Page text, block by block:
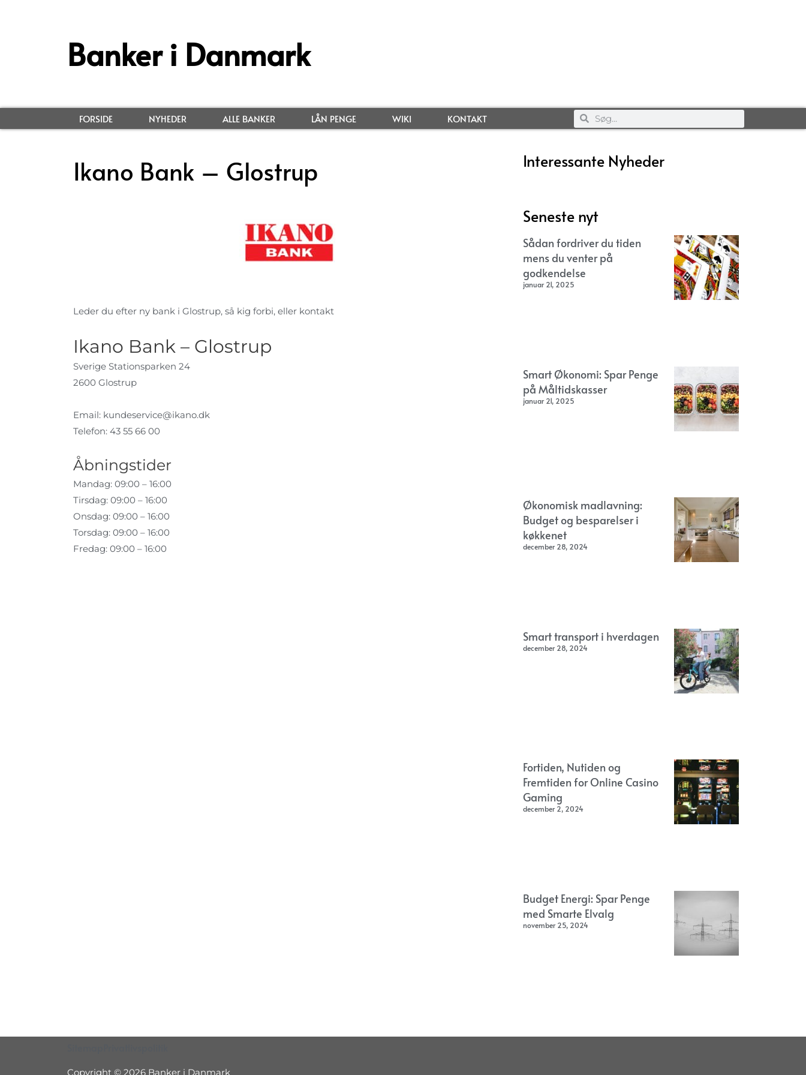
Banker i Danmark
FORSIDE NYHEDER ALLE BANKER LÅN PENGE WIKI KONTAKT
Ikano Bank – Glostrup
Leder du efter ny bank i Glostrup, så kig forbi, eller kontakt
Ikano Bank – Glostrup
Sverige Stationsparken 24
2600 Glostrup
Email: kundeservice@ikano.dk
Telefon: 43 55 66 00
Åbningstider
Mandag: 09:00 – 16:00
Tirsdag: 09:00 – 16:00
Onsdag: 09:00 – 16:00
Torsdag: 09:00 – 16:00
Fredag: 09:00 – 16:00
Interessante Nyheder
Seneste nyt
Sådan fordriver du tiden
mens du venter på
godkendelse
januar 21, 2025
Smart Økonomi: Spar Penge
på Måltidskasser
januar 21, 2025
Økonomisk madlavning:
Budget og besparelser i
køkkenet
december 28, 2024
Smart transport i hverdagen
december 28, 2024
Fortiden, Nutiden og
Fremtiden for Online Casino
Gaming
december 2, 2024
Budget Energi: Spar Penge
med Smarte Elvalg
november 25, 2024
Copyright © 2026 Banker i Danmark